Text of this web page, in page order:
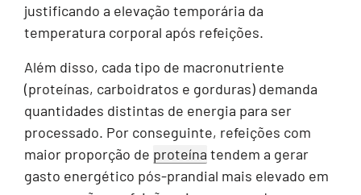
justificando a elevação temporária da
temperatura corporal após refeições.
Além disso, cada tipo de macronutriente
(proteínas, carboidratos e gorduras) demanda
quantidades distintas de energia para ser
processado. Por conseguinte, refeições com
maior proporção de proteína tendem a gerar
gasto energético pós-prandial mais elevado em